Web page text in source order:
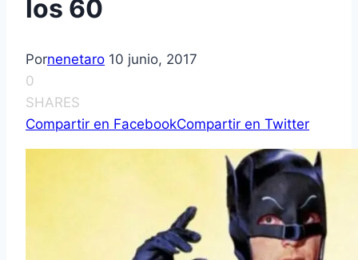
los 60
Pornenetaro 10 junio, 2017
0
SHARES
Compartir en FacebookCompartir en Twitter